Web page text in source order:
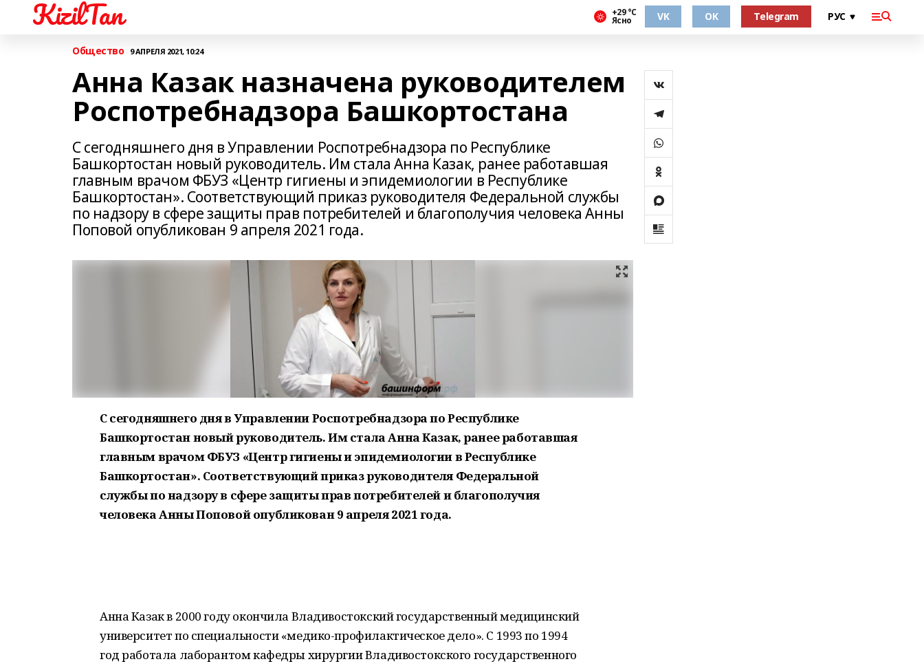
KizilTan +29 °С
Ясно VK OK Telegram
Общество 9 АПРЕЛЯ 2021, 10:24
Анна Казак назначена руководителем
Роспотребнадзора Башкортостана
С сегодняшнего дня в Управлении Роспотребнадзора по Республике
Башкортостан новый руководитель. Им стала Анна Казак, ранее работавшая
главным врачом ФБУЗ «Центр гигиены и эпидемиологии в Республике
Башкортостан». Соответствующий приказ руководителя Федеральной службы
по надзору в сфере защиты прав потребителей и благополучия человека Анны
Поповой опубликован 9 апреля 2021 года.
С сегодняшнего дня в Управлении Роспотребнадзора по Республике
Башкортостан новый руководитель. Им стала Анна Казак, ранее работавшая
главным врачом ФБУЗ «Центр гигиены и эпидемиологии в Республике
Башкортостан». Соответствующий приказ руководителя Федеральной
службы по надзору в сфере защиты прав потребителей и благополучия
человека Анны Поповой опубликован 9 апреля 2021 года.
Анна Казак в 2000 году окончила Владивостокский государственный медицинский
университет по специальности «медико-профилактическое дело». С 1993 по 1994
год работала лаборантом кафедры хирургии Владивостокского государственного